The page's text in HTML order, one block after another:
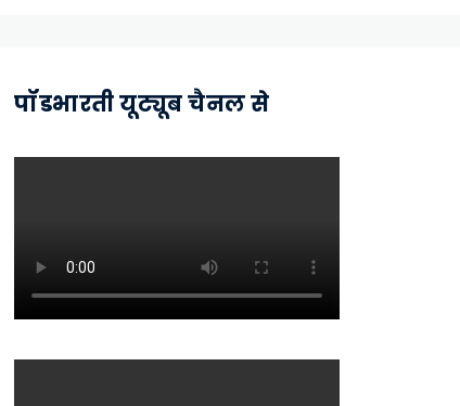
पॉडभारती यूट्यूब चैनल से